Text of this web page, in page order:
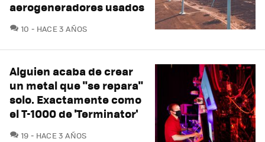
aerogeneradores usados
10 COMENTARIOS
HACE 3 AÑOS
Alguien acaba de crear
un metal que "se repara"
solo. Exactamente como
el T-1000 de 'Terminator'
19 COMENTARIOS
HACE 3 AÑOS